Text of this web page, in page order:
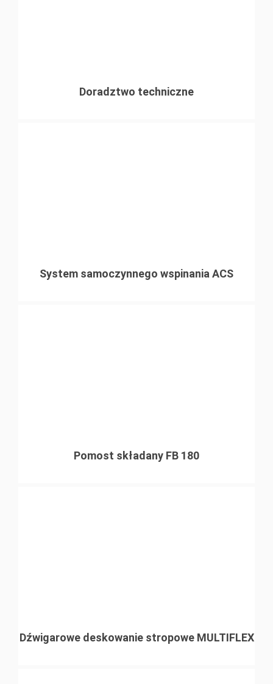
Doradztwo techniczne
System samoczynnego wspinania ACS
Pomost składany FB 180
Dźwigarowe deskowanie stropowe MULTIFLEX